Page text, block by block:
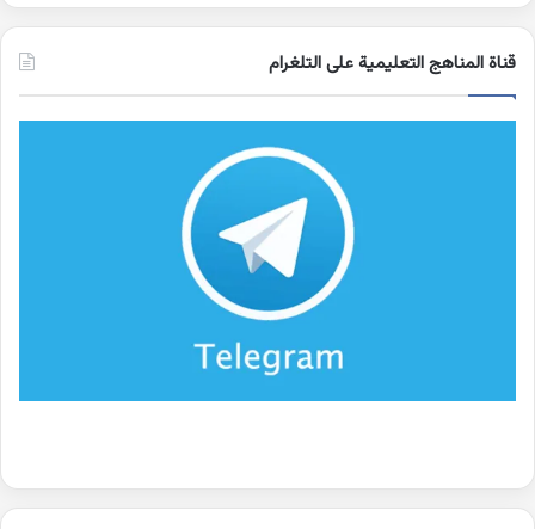
قناة المناهج التعليمية على التلغرام